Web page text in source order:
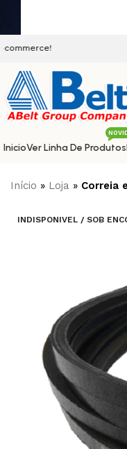
InicioVer Linha De Produtos
Início » Loja » Correia
INDISPONIVEL / SOB